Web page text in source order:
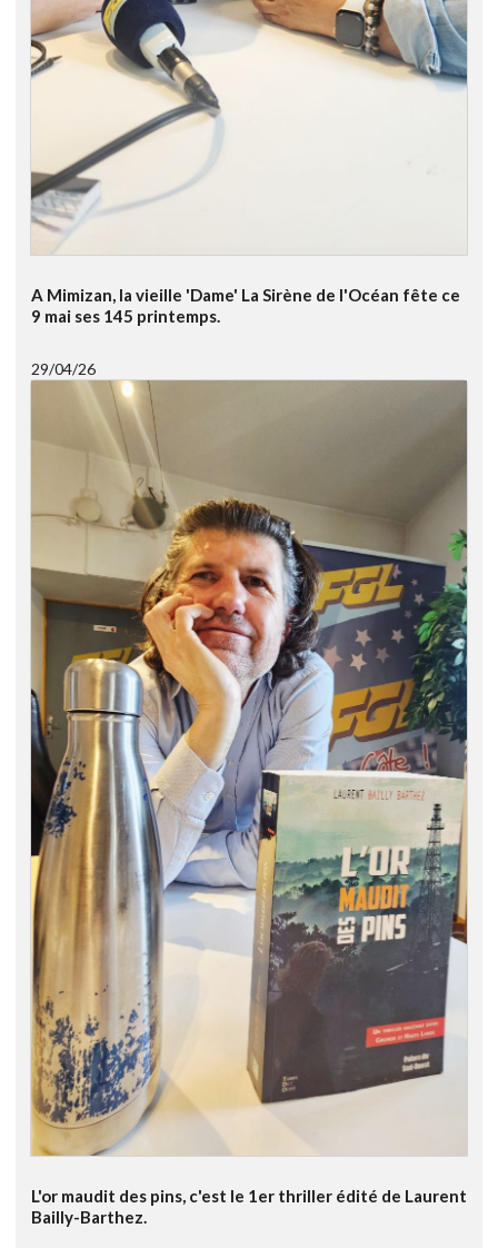
A Mimizan, la vieille 'Dame' La Sirène de l'Océan fête ce
9 mai ses 145 printemps.
29/04/26
L'or maudit des pins, c'est le 1er thriller édité de Laurent
Bailly-Barthez.